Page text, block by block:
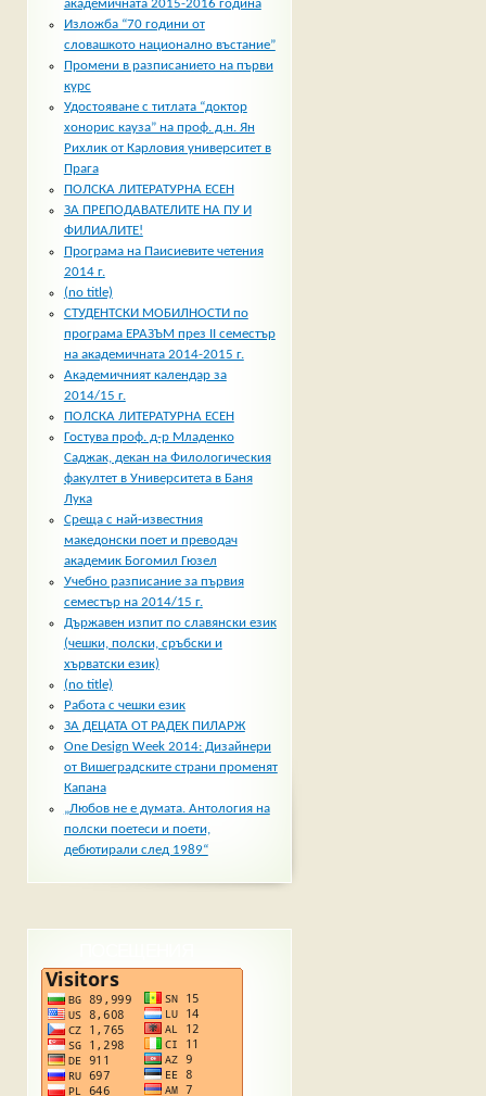
академичната 2015-2016 година
Изложба “70 години от
словашкото национално въстание”
Промени в разписанието на първи
курс
Удостояване с титлата “доктор
хонорис кауза” на проф. д.н. Ян
Рихлик от Карловия университет в
Прага
ПОЛСКА ЛИТЕРАТУРНА ЕСЕН
ЗА ПРЕПОДАВАТЕЛИТЕ НА ПУ И
ФИЛИАЛИТЕ!
Програма на Паисиевите четения
2014 г.
(no title)
СТУДЕНТСКИ МОБИЛНОСТИ по
програма ЕРАЗЪМ през II семестър
на академичната 2014-2015 г.
Академичният календар за
2014/15 г.
ПОЛСКА ЛИТЕРАТУРНА ЕСЕН
Гостува проф. д-р Младенко
Саджак, декан на Филологическия
факултет в Университета в Баня
Лука
Среща с най-известния
македонски поет и преводач
академик Богомил Гюзел
Учебно разписание за първия
семестър на 2014/15 г.
Държавен изпит по славянски език
(чешки, полски, сръбски и
хърватски език)
(no title)
Работа с чешки език
ЗА ДЕЦАТА ОТ РАДЕК ПИЛАРЖ
One Design Week 2014: Дизайнери
от Вишеградските страни променят
Капана
„Любов не е думата. Антология на
полски поетеси и поети,
дебютирали след 1989“